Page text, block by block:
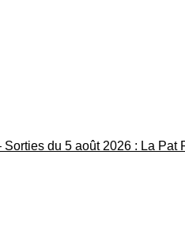
Sorties du 5 août 2026 : La